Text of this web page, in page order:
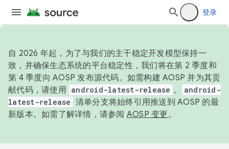
登录
自 2026 年起，为了与我们的主干稳定开发模型保持一
致，并确保生态系统的平台稳定性，我们将在第 2 季度和
第 4 季度向 AOSP 发布源代码。如需构建 AOSP 并为其贡
献代码，请使用 android-latest-release 。
android-
latest-release 清单分支将始终引用推送到 AOSP 的最
新版本。如需了解详情，请参阅 AOSP 变更。